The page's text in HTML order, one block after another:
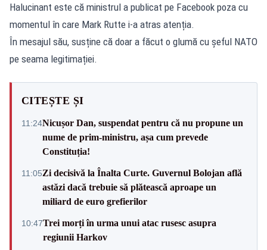
Halucinant este că ministrul a publicat pe Facebook poza cu
momentul în care Mark Rutte i-a atras atenția.
În mesajul său, susține că doar a făcut o glumă cu șeful NATO
pe seama legitimației.
CITEȘTE ȘI
11:24Nicușor Dan, suspendat pentru că nu propune un
nume de prim-ministru, așa cum prevede
Constituția!
11:05Zi decisivă la Înalta Curte. Guvernul Bolojan află
astăzi dacă trebuie să plătească aproape un
miliard de euro grefierilor
10:47Trei morți în urma unui atac rusesc asupra
regiunii Harkov